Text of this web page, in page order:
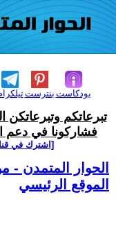
بنترست بودكاست
تبرعاتكم وتبرعاتكن
فشاركونا في دعم
[اشترك في
الحوار المتمدن -
الموقع الرئيسي